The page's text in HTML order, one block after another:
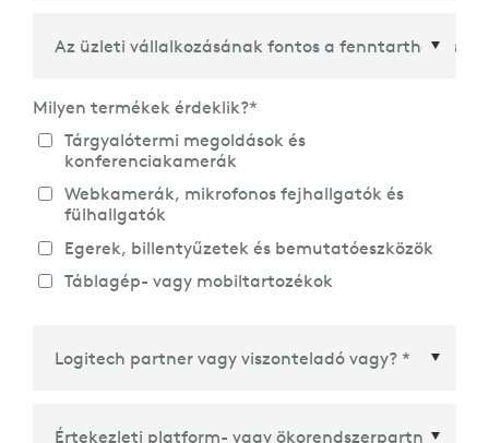
Ország/Régió
Milyen termékek érdeklik?*
Tárgyalótermi megoldások és
konferenciakamerák
Webkamerák, mikrofonos fejhallgatók és
fülhallgatók
Egerek, billentyűzetek és bemutatóeszközök
Táblagép- vagy mobiltartozékok